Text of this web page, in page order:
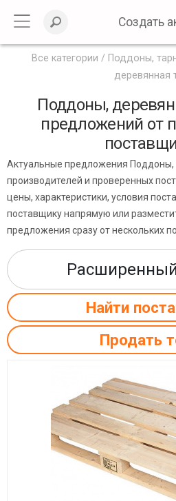
Создать
Все категории Поддоны,
деревянная
Поддоны,
предложений от
Актуальные предложения Поддоны,
производителей и проверенных
цены, характеристики, условия
поставщику напрямую или
предложения сразу от нескольких
Найти
Продать